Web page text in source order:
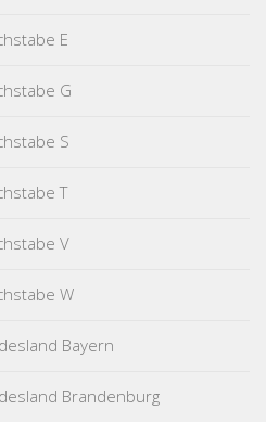
E
G
S
T
V
W
Bayern
Brandenburg